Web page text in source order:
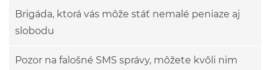
Brigáda, ktorá vás môže stáť nemalé peniaze aj
slobodu
Pozor na falošné SMS správy, môžete kvôli nim